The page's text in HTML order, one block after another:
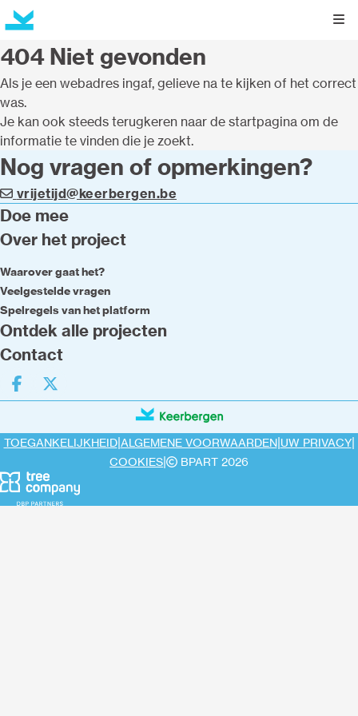
404 Niet gevonden
Als je een webadres ingaf, gelieve na te kijken of het correct
was.
Je kan ook steeds terugkeren naar de startpagina om de
informatie te vinden die je zoekt.
Nog vragen of opmerkingen?
vrijetijd@keerbergen.be
Doe mee
Over het project
Waarover gaat het?
Veelgestelde vragen
Spelregels van het platform
Ontdek alle projecten
Contact
Deel op facebook
Deel op X
TOEGANKELIJKHEID| ALGEMENE VOORWAARDEN| UW PRIVACY|
COOKIES | BPART 2026